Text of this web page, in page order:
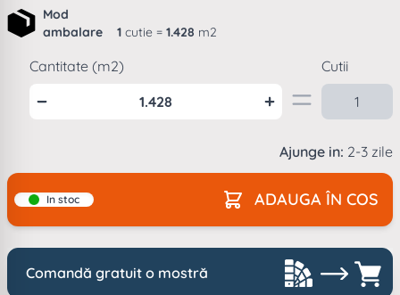
Mod
ambalare
1 cutie = 1.428 m2
Cantitate (m2) Cutii
Ajunge in: 2-3 zile
In stoc ADAUGA ÎN COS
Comandă gratuit o mostră